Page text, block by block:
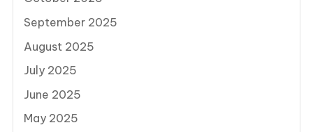
September 2025
August 2025
July 2025
June 2025
May 2025